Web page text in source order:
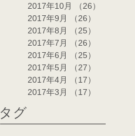
2017年10月
（26）
2017年9月
（26）
2017年8月
（25）
2017年7月
（26）
2017年6月
（25）
2017年5月
（27）
2017年4月
（17）
2017年3月
（17）
タグ